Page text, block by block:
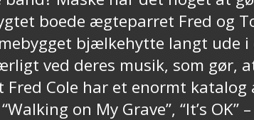
boede ægteparret Fred og
bjælkehytte langt ude
ved deres musik, som gør,
Fred Cole har et enormt
on My Grave”, “It’s